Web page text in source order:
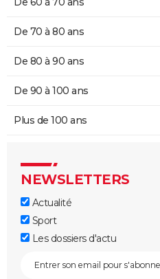
De 70 à 80 ans
De 80 à 90 ans
De 90 à 100 ans
Plus de 100 ans
NEWSLETTERS
Actualité
Sport
Les dossiers d'actu